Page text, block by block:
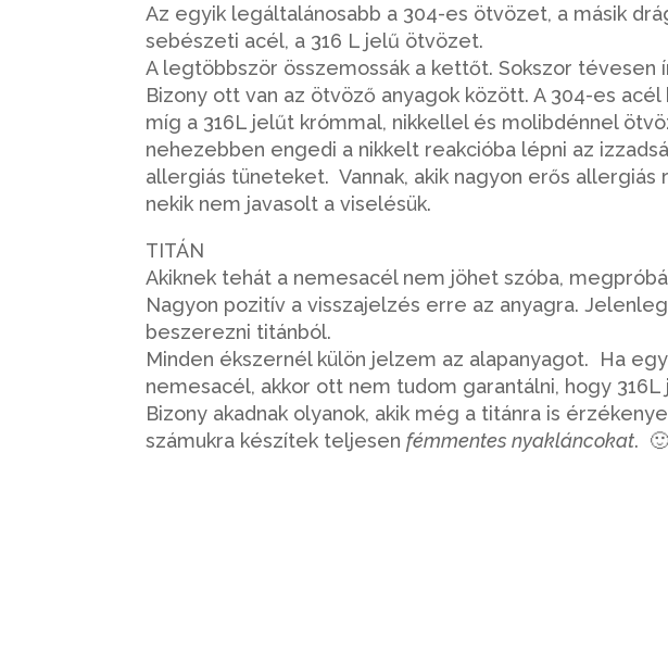
Az egyik legáltalánosabb a 304-es ötvözet, a másik
sebészeti acél, a 316 L jelű ötvözet.
A legtöbbször összemossák a kettőt. Sokszor tévesen
Bizony ott van az ötvöző anyagok között. A 304-es
míg a 316L jelűt krómmal, nikkellel és molibdénnel
nehezebben engedi a nikkelt reakcióba lépni az
allergiás tüneteket. Vannak, akik nagyon erős allergiás
nekik nem javasolt a viselésük.
TITÁN
Akiknek tehát a nemesacél nem jöhet szóba,
Nagyon pozitív a visszajelzés erre az anyagra.
beszerezni titánból.
Minden ékszernél külön jelzem az alapanyagot. Ha
nemesacél, akkor ott nem tudom garantálni, hogy
Bizony akadnak olyanok, akik még a titánra is
számukra készítek teljesenfémmentes nyakláncokat. 🙂